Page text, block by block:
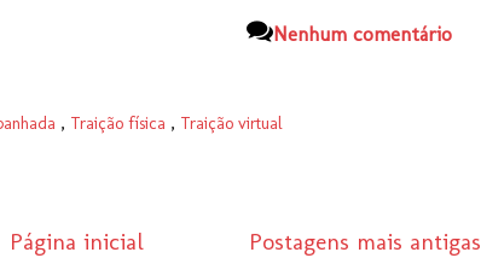
Nenhum comentário
, Traição física , Traição virtual
Postagens mais antigas
Página inicial